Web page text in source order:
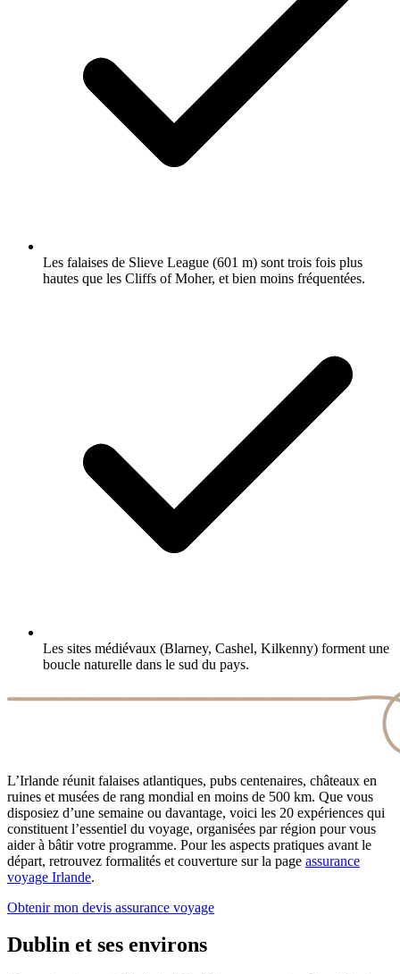
Les falaises de Slieve League (601 m) sont trois fois plus
hautes que les Cliffs of Moher, et bien moins fréquentées.
Les sites médiévaux (Blarney, Cashel, Kilkenny) forment une
boucle naturelle dans le sud du pays.
L’Irlande réunit falaises atlantiques, pubs centenaires, châteaux en
ruines et musées de rang mondial en moins de 500 km. Que vous
disposiez d’une semaine ou davantage, voici les 20 expériences qui
constituent l’essentiel du voyage, organisées par région pour vous
aider à bâtir votre programme. Pour les aspects pratiques avant le
départ, retrouvez formalités et couverture sur la page assurance
voyage Irlande.
Obtenir mon devis assurance voyage
Dublin et ses environs